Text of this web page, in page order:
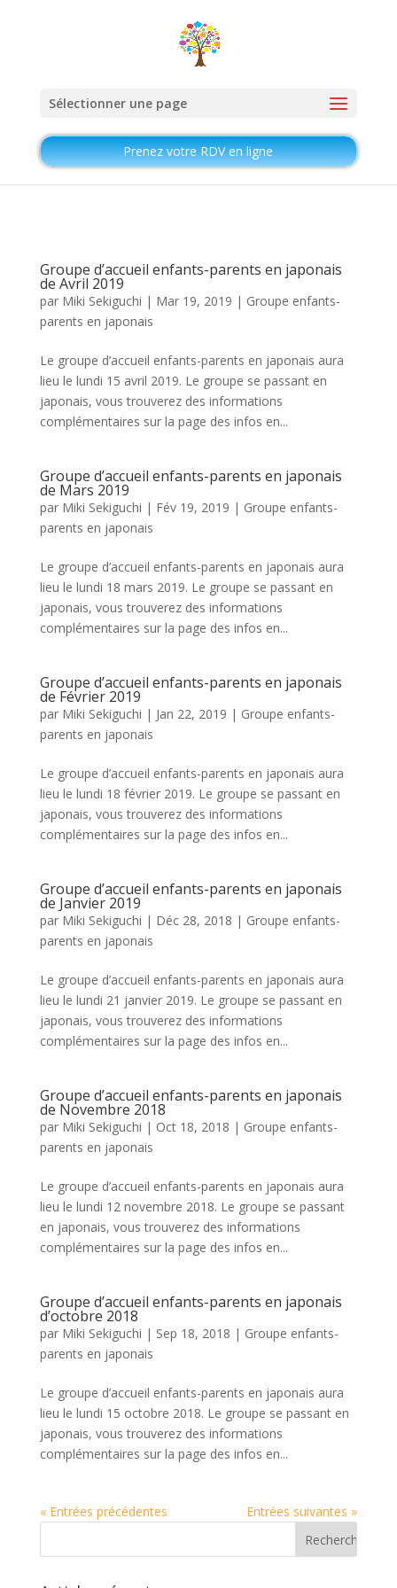
Sélectionner une page
Prenez votre RDV en ligne
Groupe d’accueil enfants-parents en japonais
de Avril 2019
par Miki Sekiguchi | Mar 19, 2019 | Groupe enfants-
parents en japonais
Le groupe d’accueil enfants-parents en japonais aura
lieu le lundi 15 avril 2019. Le groupe se passant en
japonais, vous trouverez des informations
complémentaires sur la page des infos en...
Groupe d’accueil enfants-parents en japonais
de Mars 2019
par Miki Sekiguchi | Fév 19, 2019 | Groupe enfants-
parents en japonais
Le groupe d’accueil enfants-parents en japonais aura
lieu le lundi 18 mars 2019. Le groupe se passant en
japonais, vous trouverez des informations
complémentaires sur la page des infos en...
Groupe d’accueil enfants-parents en japonais
de Février 2019
par Miki Sekiguchi | Jan 22, 2019 | Groupe enfants-
parents en japonais
Le groupe d’accueil enfants-parents en japonais aura
lieu le lundi 18 février 2019. Le groupe se passant en
japonais, vous trouverez des informations
complémentaires sur la page des infos en...
Groupe d’accueil enfants-parents en japonais
de Janvier 2019
par Miki Sekiguchi | Déc 28, 2018 | Groupe enfants-
parents en japonais
Le groupe d’accueil enfants-parents en japonais aura
lieu le lundi 21 janvier 2019. Le groupe se passant en
japonais, vous trouverez des informations
complémentaires sur la page des infos en...
Groupe d’accueil enfants-parents en japonais
de Novembre 2018
par Miki Sekiguchi | Oct 18, 2018 | Groupe enfants-
parents en japonais
Le groupe d’accueil enfants-parents en japonais aura
lieu le lundi 12 novembre 2018. Le groupe se passant
en japonais, vous trouverez des informations
complémentaires sur la page des infos en...
Groupe d’accueil enfants-parents en japonais
d’octobre 2018
par Miki Sekiguchi | Sep 18, 2018 | Groupe enfants-
parents en japonais
Le groupe d’accueil enfants-parents en japonais aura
lieu le lundi 15 octobre 2018. Le groupe se passant en
japonais, vous trouverez des informations
complémentaires sur la page des infos en...
« Entrées précédentes Entrées suivantes »